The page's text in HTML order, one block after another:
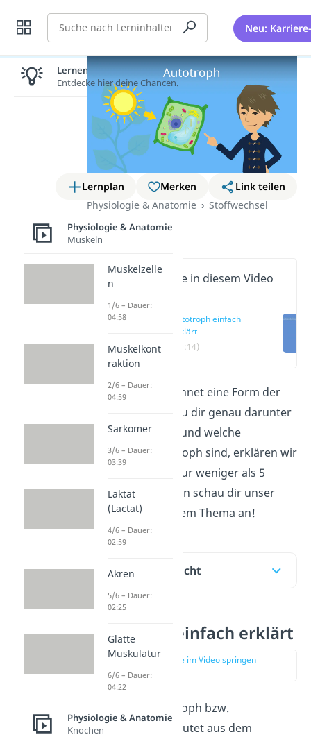
Suche Neu:
Lernplan Merken
Link teilen
Physiologie & Anatomie
Stoffwechsel
Autotroph
Wichtige Inhalte in diesem Video
Autotroph einfach
erklärt
(00:14)
Autotrophbezeichnet eine Form der
Ernährung. Was du dir genau darunter
vorstellen kannst und welche
Lebewesen autotroph sind, erklären wir
dir hier. Du hast nur weniger als 5
Minuten Zeit? Dann schau dir unser
kurzes Video zu dem Thema an!
Inhaltsübersicht
Autotroph einfach erklärt
zur Stelle im Video springen
(00:14)
utotroph bzw.
Autotrophie
bedeutet aus dem
Lernen lohnt sich!
Entdecke hier deine Chancen.
Physiologie & Anatomie
Muskeln
Muskelzelle
n
1/6 – Dauer:
04:58
Muskelkont
raktion
2/6 – Dauer:
04:59
Sarkomer
3/6 – Dauer:
03:39
Laktat
(Lactat)
4/6 – Dauer:
02:59
Akren
5/6 – Dauer:
02:25
Glatte
Muskulatur
6/6 – Dauer:
04:22
Physiologie & Anatomie
Knochen